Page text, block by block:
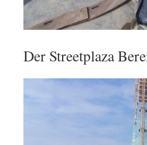
Der Streetplaza